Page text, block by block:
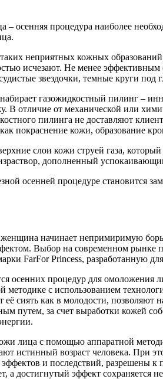
осенняя процедура наиболее
неприятных кожных
исчезают. Не менее
звездочки, темные круги под
газожидкостный пилинг –
В отличие от механической или
пилинга не доставляют
покраснение кожи, образование
слои кожи струей газа,
дополненный
осенней процедуре становится
начинает непримиримую
Выбор на современном
FarFor Princess, разработанную
осенних процедур для омоложения
методике с использованием
её сиять как в молодости,
путем, за счет выработки кожей
лица с помощью аппаратной
истинный возраст человека. При
и последствий, разрешены к
а достигнутый эффект сохраняется